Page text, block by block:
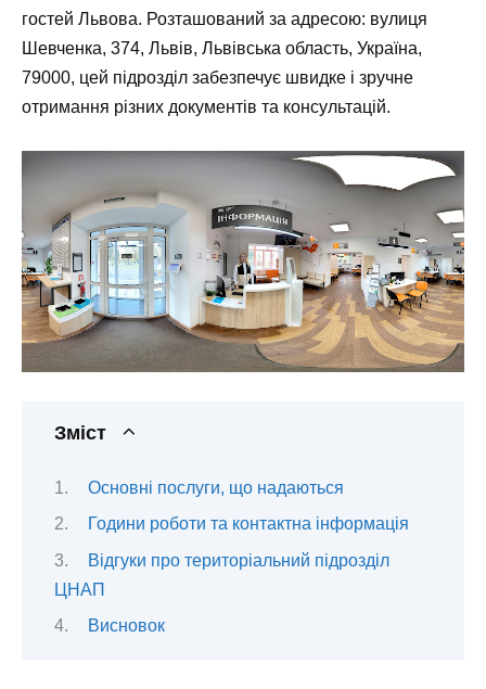
гостей Львова. Розташований за адресою: вулиця
Шевченка, 374, Львів, Львівська область, Україна,
79000, цей підрозділ забезпечує швидке і зручне
отримання різних документів та консультацій.
Зміст
Основні послуги, що надаються
Години роботи та контактна інформація
Відгуки про територіальний підрозділ
ЦНАП
Висновок